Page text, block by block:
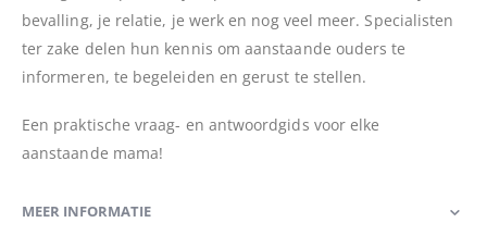
bevalling, je relatie, je werk en nog veel meer. Specialisten
ter zake delen hun kennis om aanstaande ouders te
informeren, te begeleiden en gerust te stellen.
Een praktische vraag- en antwoordgids voor elke
aanstaande mama!
MEER INFORMATIE